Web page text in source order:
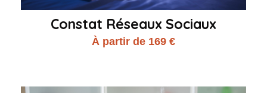
Constat Réseaux Sociaux
À partir de 169 €